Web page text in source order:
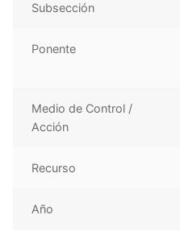
Subsección
Ponente
Medio de Control /
Acción
Recurso
Año